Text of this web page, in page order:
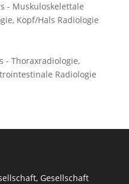
- Muskuloskelettale
Kopf/Hals Radiologie
- Thoraxradiologie,
Radiologie
Gesellschaft